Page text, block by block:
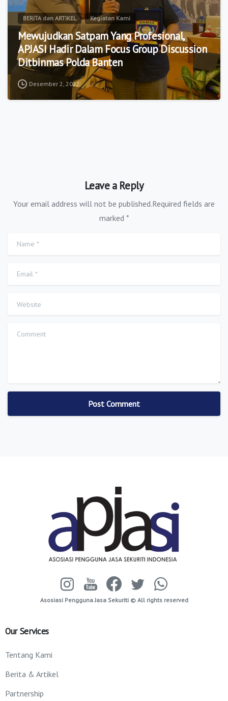
BERITA dan ARTIKEL Kegiatan Kami
Mewujudkan Satpam Yang Profesional,
APJASI Hadir Dalam Focus Group Discussion
Ditbinmas Polda Banten
Desember 2, 2022
Leave a Reply
Your email address will not be published.Required fields are
marked *
Name
Email
Website
Comment
Asosiasi Pengguna Jasa Sekuriti © All rights reserved
Our Services
Tentang Kami
Berita & Artikel
Partnership